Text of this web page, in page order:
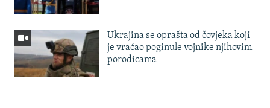
Ukrajina se oprašta od čovjeka koji
je vraćao poginule vojnike njihovim
porodicama